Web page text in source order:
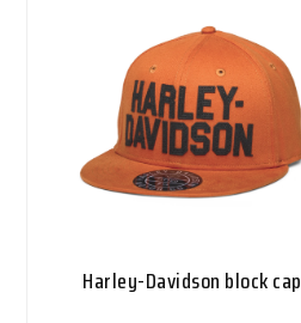
Harley-Davidson block cap